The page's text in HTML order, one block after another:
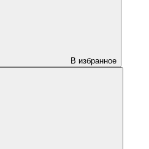
В избранное